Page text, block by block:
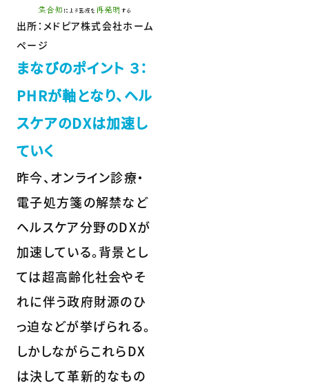
出所：メドピア株式会社ホーム
ページ
まなびのポイント ３：
PHRが軸となり、ヘル
スケアのDXは加速し
ていく
昨今、オンライン診療・
電子処方箋の解禁など
ヘルスケア分野のDXが
加速している。背景とし
ては超高齢化社会やそ
れに伴う政府財源のひ
っ迫などが挙げられる。
しかしながらこれらDX
は決して革新的なもの